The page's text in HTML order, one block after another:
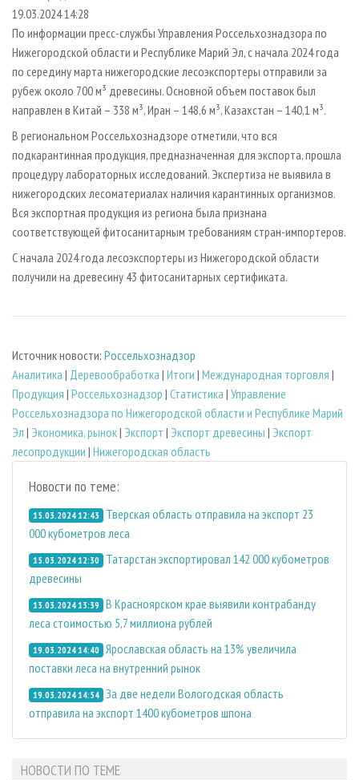
СУШКА ДРЕВЕСИНЫ
ПРОИЗВОДСТВО ДРЕВЕСНЫХ ПЛИТ
ДЕРЕВЯННОЕ ДОМОСТРОЕНИЕ
ПРОИЗВОДСТВО МЕБЕЛИ
БИОЭНЕРГЕТИКА
ЦБП
ИНСТРУМЕНТ И МАТЕРИАЛЫ
ПЕРСОНЫ
МОБИЛЬНЫЕ ВЫСТАВКИ
ОФИЦИАЛЬНЫЕ ДЕЛЕГАЦИИ
ПРИОРИТЕТНЫЕ ИНВЕСТПРОЕКТЫ
RUSSIAN FORESTRY REVIEW
ГАЗЕТА ЛЕСПРОМФОРУМ
БИБЛИОТЕКА СПЕЦИАЛИСТА
КОНТАКТЫ
РЕКЛАМА
РЕКЛАМА НА САЙТЕ
19.03.2024 14:28
По информации пресс-службы Управления Россельхознадзора по
Нижегородской области и Республике Марий Эл, с начала 2024 года
по середину марта нижегородские лесоэкспортеры отправили за
рубеж около 700 м³ древесины. Основной объем поставок был
направлен в Китай – 338 м³, Иран – 148,6 м³, Казахстан – 140,1 м³.
В региональном Россельхознадзоре отметили, что вся
подкарантинная продукция, предназначенная для экспорта, прошла
процедуру лабораторных исследований. Экспертиза не выявила в
нижегородских лесоматериалах наличия карантинных организмов.
Вся экспортная продукция из региона была признана
соответствующей фитосанитарным требованиям стран-импортеров.
С начала 2024 года лесоэкспортеры из Нижегородской области
получили на древесину 43 фитосанитарных сертификата.
Источник новости: Россельхознадзор
Аналитика | Деревообработка | Итоги | Международная торговля |
Продукция | Россельхознадзор | Статистика | Управление
Россельхознадзора по Нижегородской области и Республике Марий
Эл | Экономика, рынок| Экспорт | Экспорт древесины | Экспорт
лесопродукции | Нижегородская область
Новости по теме:
15.03.2024 12:43
Тверская область отправила на экспорт 23
000 кубометров леса
15.03.2024 12:30
Татарстан экспортировал 142 000 кубометров
древесины
13.03.2024 13:39 В Красноярском крае выявили контрабанду
леса стоимостью 5,7 миллиона рублей
19.03.2024 14:40 Ярославская область на 13% увеличила
поставки леса на внутренний рынок
19.03.2024 14:54 За две недели Вологодская область
отправила на экспорт 1400 кубометров шпона
НОВОСТИ ПО ТЕМЕ